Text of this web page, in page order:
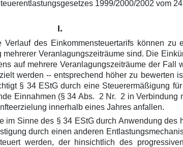
1999/2000/2002 vom
I.
des Einkommensteuertarifs können zu
Veranlagungszeiträume sind. Die
auf mehrere Veranlagungszeiträume der
werden -- entsprechend höher zu bewerten
§ 34 EStG durch eine Steuerermäßigung
Einnahmen (§ 34 Abs. 2 Nr. 2 in
innerhalb eines Jahres anfallen.
Sinne des § 34 EStG durch Anwendung des
durch einen anderen
werden, der hinsichtlich des